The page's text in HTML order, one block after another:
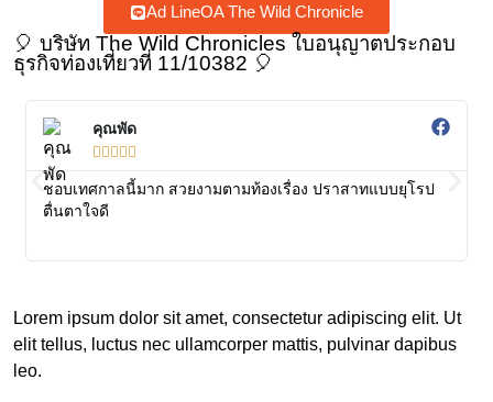
Ad LineOA The Wild Chronicle
🎈 บริษัท The Wild Chronicles ใบอนุญาตประกอบ
ธุรกิจท่องเที่ยวที่ 11/10382 🎈
คุณพัด
    
ชอบเทศกาลนี้มาก สวยงามตามท้องเรื่อง ปราสาทแบบยุโรป
ตื่นตาใจดี
Lorem ipsum dolor sit amet, consectetur adipiscing elit. Ut
elit tellus, luctus nec ullamcorper mattis, pulvinar dapibus
leo.